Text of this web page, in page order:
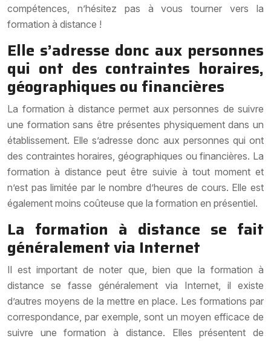
compétences, n’hésitez pas à vous tourner vers la
formation à distance !
Elle s’adresse donc aux personnes
qui ont des contraintes horaires,
géographiques ou financières
La formation à distance permet aux personnes de suivre
une formation sans être présentes physiquement dans un
établissement. Elle s’adresse donc aux personnes qui ont
des contraintes horaires, géographiques ou financières. La
formation à distance peut être suivie à tout moment et
n’est pas limitée par le nombre d’heures de cours. Elle est
également moins coûteuse que la formation en présentiel.
La formation à distance se fait
généralement via Internet
Il est important de noter que, bien que la formation à
distance se fasse généralement via Internet, il existe
d’autres moyens de la mettre en place. Les formations par
correspondance, par exemple, sont un moyen efficace de
suivre une formation à distance. Elles présentent de